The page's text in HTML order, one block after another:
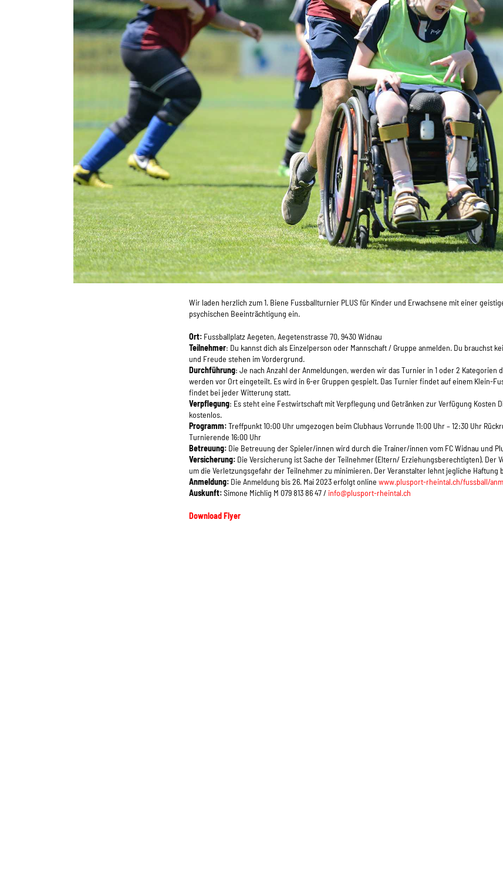
Wir laden herzlich zum 1. Biene Fussballturnier PLUS für Kinder und Erwachsene mit einer
psychischen Beeinträchtigung ein.
Ort:Fussballplatz Aegeten, Aegetenstrasse 70, 9430 Widnau
Teilnehmer: Du kannst dich als Einzelperson oder Mannschaft / Gruppe anmelden. Du brauchst
und Freude stehen im Vordergrund.
Durchführung: Je nach Anzahl der Anmeldungen, werden wir das Turnier in 1 oder 2 Kategorien
werden vor Ort eingeteilt. Es wird in 6-er Gruppen gespielt. Das Turnier findet auf einem Klein-
findet bei jeder Witterung statt.
Verpflegung: Es steht eine Festwirtschaft mit Verpflegung und Getränken zur Verfügung Kosten
kostenlos.
Programm:Treffpunkt 10:00 Uhr umgezogen beim Clubhaus Vorrunde 11:00 Uhr – 12:30 Uhr
Turnierende 16:00 Uhr
Betreuung:Die Betreuung der Spieler/innen wird durch die Trainer/innen vom FC Widnau und
Versicherung:Die Versicherung ist Sache der Teilnehmer (Eltern/ Erziehungsberechtigten). Der
um die Verletzungsgefahr der Teilnehmer zu minimieren. Der Veranstalter lehnt jegliche Haftung
Anmeldung:Die Anmeldung bis 26. Mai 2023 erfolgt online www.plusport-rheintal.ch/fussball/
Auskunft:Simone Michlig M 079 813 86 47 / info@plusport-rheintal.ch
Download Flyer